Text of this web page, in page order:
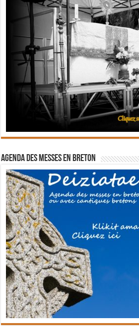
Agenda des messes en breton